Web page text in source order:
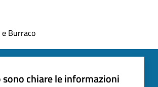
Burraco
sono chiare le informazioni